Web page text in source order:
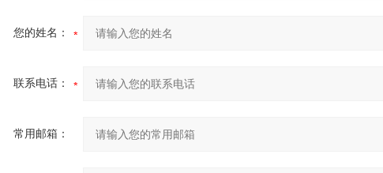
您的姓名：
联系电话：
常用邮箱：